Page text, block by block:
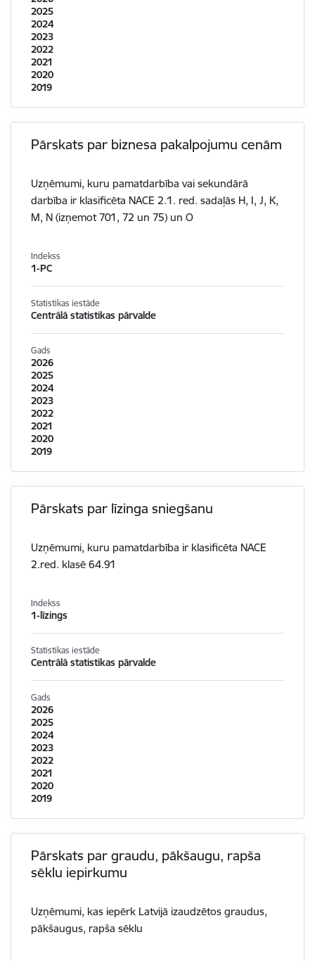
2025
2024
2023
2022
2021
2020
2019
Pārskats par biznesa pakalpojumu cenām
Uzņēmumi, kuru pamatdarbība vai sekundārā
darbība ir klasificēta NACE 2.1. red. sadaļās H, I, J, K,
M, N (izņemot 701, 72 un 75) un O
Indekss
1-PC
Statistikas iestāde
Centrālā statistikas pārvalde
Gads
2026
2025
2024
2023
2022
2021
2020
2019
Pārskats par līzinga sniegšanu
Uzņēmumi, kuru pamatdarbība ir klasificēta NACE
2.red. klasē 64.91
Indekss
1-līzings
Statistikas iestāde
Centrālā statistikas pārvalde
Gads
2026
2025
2024
2023
2022
2021
2020
2019
Pārskats par graudu, pākšaugu, rapša
sēklu iepirkumu
Uzņēmumi, kas iepērk Latvijā izaudzētos graudus,
pākšaugus, rapša sēklu